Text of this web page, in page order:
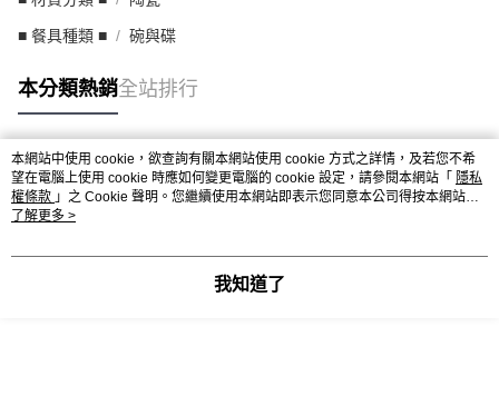
■ 餐具種類 ■ 碗與碟
本分類熱銷全站排行
熱門標籤
本網站中使用 cookie，欲查詢有關本網站使用 cookie 方式之詳情，及若您不希
望在電腦上使用 cookie 時應如何變更電腦的 cookie 設定，請參閱本網站「 隱私
權條款 」之 Cookie 聲明。您繼續使用本網站即表示您同意本公司得按本網站使
用條款之 Cookie 聲明使用 cookie。
了解更多 >
我知道了